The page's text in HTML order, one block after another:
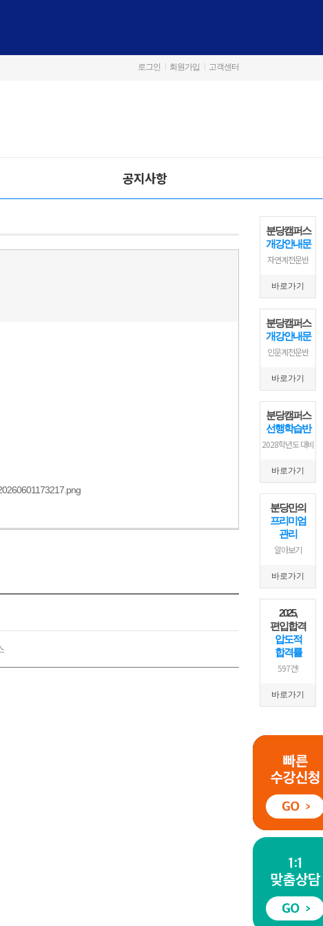
로그인 회원가입 고객센터
공지사항
분당캠퍼스
개강안내문
자연계전문반
바로가기
분당캠퍼스
개강안내문
인문계전문반
바로가기
분당캠퍼스
선행학습반
2028학년도 대비
바로가기
분당만의
프리미엄
관리
알아보기
바로가기
2025,
편입합격
압도적
합격률
597건!
바로가기